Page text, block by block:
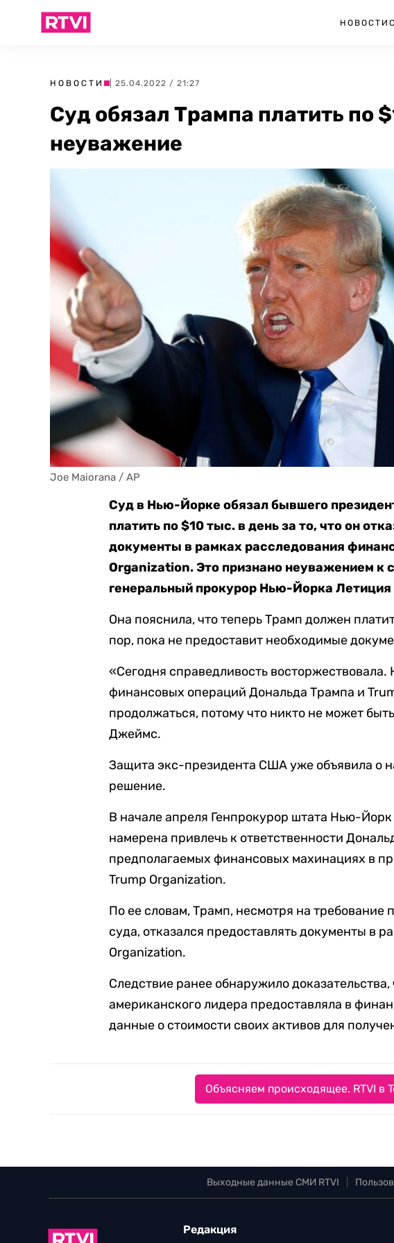
НОВОСТИ
НОВОСТИ | 25.04.2022 / 21:27
Суд обязал Трампа платить по
неуважение
Joe Maiorana / AP
Суд в Нью-Йорке обязал бывшего
платить по $10 тыс. в день за то, что он
документы в рамках расследования
Organization. Это признано неуважением к
генеральный прокурор Нью-Йорка
Она пояснила, что теперь Трамп должен
пор, пока не предоставит необходимые
«Сегодня справедливость
финансовых операций Дональда Трампа и
продолжаться, потому что никто не может
Джеймс.
Защита экс-президента США уже объявила о
решение.
В начале апреля Генпрокурор штата Нью-
намерена привлечь к ответственности
предполагаемых финансовых махинациях в
Trump Organization.
По ее словам, Трамп, несмотря на
суда, отказался предоставлять документы в
Organization.
Следствие ранее обнаружило
американского лидера предоставляла в
данные о стоимости своих активов для
Объясняем происходящее. RTVI в
Выходные данные СМИ RTVI
Редакция